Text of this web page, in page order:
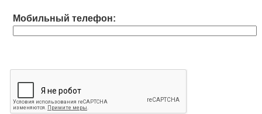
Мобильный телефон: